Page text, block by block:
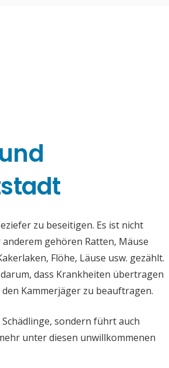
zu beseitigen. Es ist nicht
gehören Ratten, Mäuse
Flöhe, Läuse usw. gezählt.
dass Krankheiten übertragen
Kammerjäger zu beauftragen.
sondern führt auch
unter diesen unwillkommenen